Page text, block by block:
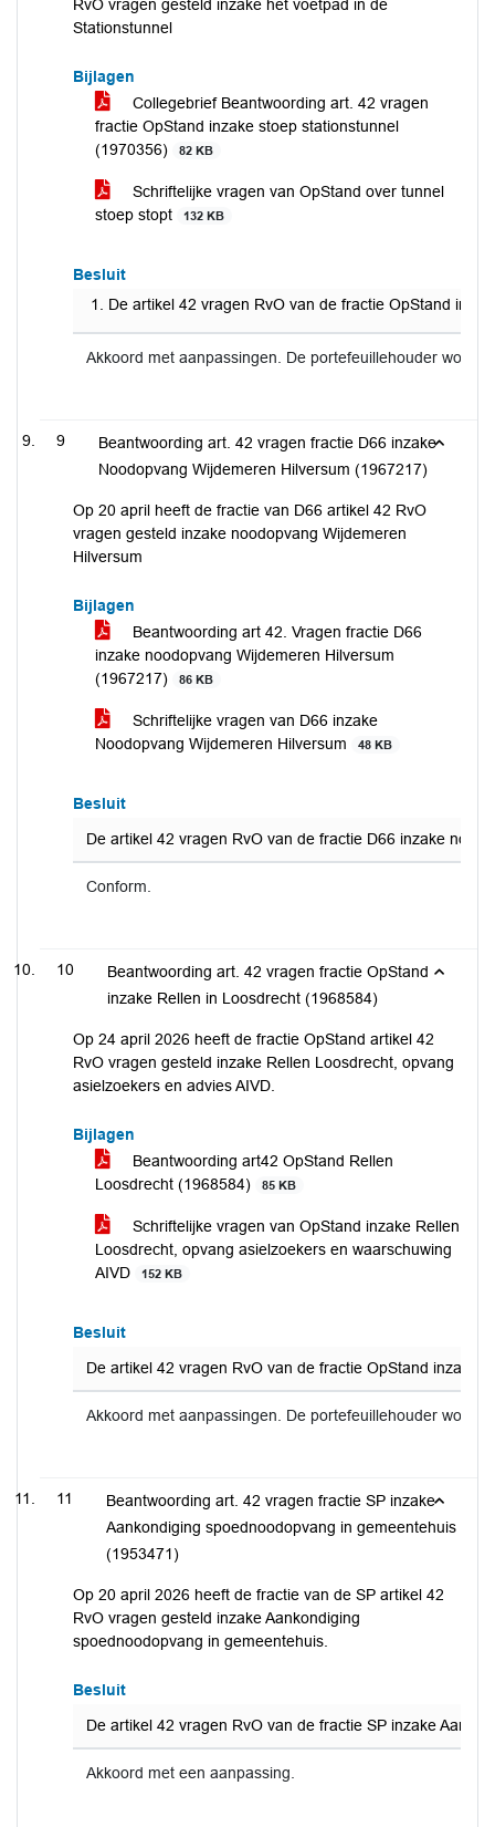
RvO vragen gesteld inzake het voetpad in de
Stationstunnel
Bijlagen
Collegebrief Beantwoording art. 42 vragen
fractie OpStand inzake stoep stationstunnel
(1970356)
82 KB
Schriftelijke vragen van OpStand over tunnel
stoep stopt
132 KB
Besluit
De artikel 42 vragen RvO van de fractie OpStand
Akkoord met aanpassingen. De portefeuillehouder wordt
9
Beantwoording art. 42 vragen fractie D66 inzake
Noodopvang Wijdemeren Hilversum (1967217)
Op 20 april heeft de fractie van D66 artikel 42 RvO
vragen gesteld inzake noodopvang Wijdemeren
Hilversum
Bijlagen
Beantwoording art 42. Vragen fractie D66
inzake noodopvang Wijdemeren Hilversum
(1967217)
86 KB
Schriftelijke vragen van D66 inzake
Noodopvang Wijdemeren Hilversum
48 KB
Besluit
De artikel 42 vragen RvO van de fractie D66 inzake
Conform.
10
Beantwoording art. 42 vragen fractie OpStand
inzake Rellen in Loosdrecht (1968584)
Op 24 april 2026 heeft de fractie OpStand artikel 42
RvO vragen gesteld inzake Rellen Loosdrecht, opvang
asielzoekers en advies AIVD.
Bijlagen
Beantwoording art42 OpStand Rellen
Loosdrecht (1968584)
85 KB
Schriftelijke vragen van OpStand inzake Rellen
Loosdrecht, opvang asielzoekers en waarschuwing
AIVD
152 KB
Besluit
De artikel 42 vragen RvO van de fractie OpStand inzake
Akkoord met aanpassingen. De portefeuillehouder wordt
11
Beantwoording art. 42 vragen fractie SP inzake
Aankondiging spoednoodopvang in gemeentehuis
(1953471)
Op 20 april 2026 heeft de fractie van de SP artikel 42
RvO vragen gesteld inzake Aankondiging
spoednoodopvang in gemeentehuis.
Besluit
De artikel 42 vragen RvO van de fractie SP inzake
Akkoord met een aanpassing.